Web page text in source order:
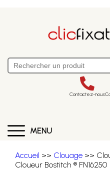
Contactez-nous
MENU
Accueil >> Clouage >>
Cloueur Bostitch ® FN16250